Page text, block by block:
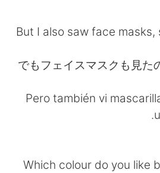
Indonesia Italiano
Português
But I also saw face
でもフェイスマスクも見た
Pero también vi
Which colour do you like